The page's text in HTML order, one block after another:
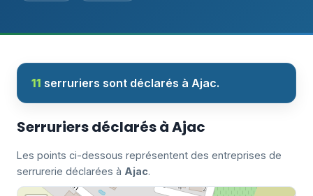
11 serruriers sont déclarés à Ajac.
Serruriers déclarés à Ajac
Les points ci-dessous représentent des entreprises de
serrurerie déclarées à Ajac.